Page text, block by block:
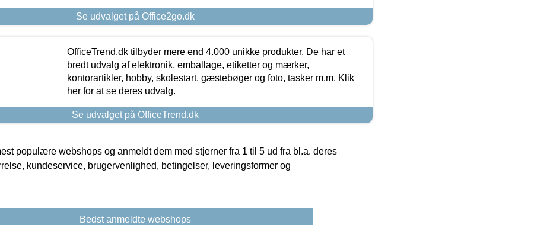
Se udvalget på Office2go.dk
OfficeTrend.dk tilbyder mere end 4.000 unikke produkter. De har et
bredt udvalg af elektronik, emballage, etiketter og mærker,
kontorartikler, hobby, skolestart, gæstebøger og foto, tasker m.m. Klik
her for at se deres udvalg.
Se udvalget på OfficeTrend.dk
populære webshops og anmeldt dem med stjerner fra 1 til 5 ud fra bl.a. deres
kundeservice, brugervenlighed, betingelser, leveringsformer og
Bedst anmeldte webshops